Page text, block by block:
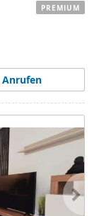
Anrufen
PREMIUM